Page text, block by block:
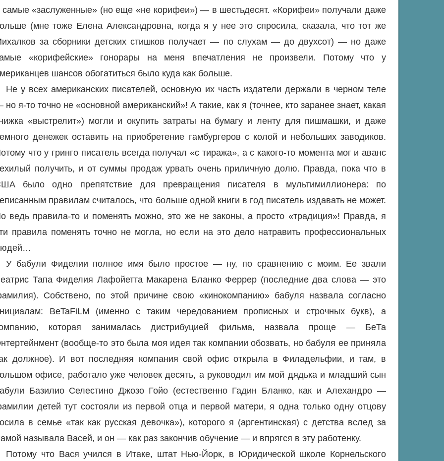
самые «заслуженные» (но еще «не корифеи») — в шестьдесят. «Корифеи» получали даже
(мне тоже Елена Александровна, когда я у нее это спросила, сказала, что тот же
за сборники детских стишков получает — по слухам — до двухсот) — но даже
«корифейские» гонорары на меня впечатления не произвели. Потому что у
шансов обогатиться было куда как больше.
Не у всех американских писателей, основную их часть издатели держали в черном теле
но я-то точно не «основной американский»! А такие, как я (точнее, кто заранее знает, какая
«выстрелит») могли и окупить затраты на бумагу и ленту для пишмашки, и даже
денежек оставить на приобретение гамбургеров с колой и небольших заводиков.
что у гринго писатель всегда получал «с тиража», а с какого-то момента мог и аванс
получить, и от суммы продаж урвать очень приличную долю. Правда, пока что в
было одно препятствие для превращения писателя в мультимиллионера: по
правилам считалось, что больше одной книги в год писатель издавать не может.
ведь правила-то и поменять можно, это же не законы, а просто «традиция»! Правда, я
правила поменять точно не могла, но если на это дело натравить профессиональных
У бабули Фиделии полное имя было простое — ну, по сравнению с моим. Ее звали
Тапа Фиделия Лафойетта Макарена Бланко Феррер (последние два слова — это
Собствено, по этой причине свою «кинокомпанию» бабуля назвала согласно
BeTaFiLM (именно с таким чередованием прописных и строчных букв), а
которая занималась дистрибуцией фильма, назвала проще — БеТа
(вообще-то это была моя идея так компании обозвать, но бабуля ее приняла
должное). И вот последняя компания свой офис открыла в Филадельфии, и там, в
офисе, работало уже человек десять, а руководил им мой дядька и младший сын
Базилио Селестино Джозо Гойо (естественно Гадин Бланко, как и Алехандро —
детей тут состояли из первой отца и первой матери, я одна только одну отцову
в семье «так как русская девочка»), которого я (аргентинская) с детства вслед за
называла Васей, и он — как раз закончив обучение — и впрягся в эту работенку.
Потому что Вася учился в Итаке, штат Нью-Йорк, в Юридической школе Корнельского